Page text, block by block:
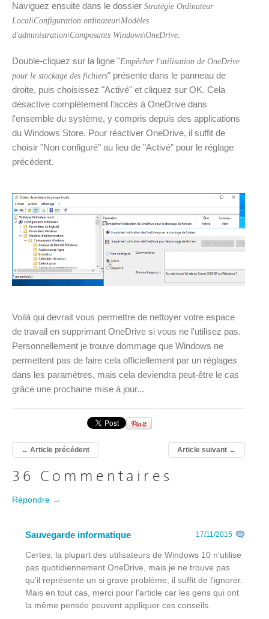
Naviguez ensuite dans le dossier Stratégie Ordinateur
Local\Configuration ordinateur\Modèles
d'administration\Composants Windows\OneDrive.
Double-cliquez sur la ligne "Empêcher l'utilisation de OneDrive
pour le stockage des fichiers" présente dans le panneau de
droite, puis choisissez "Activé" et cliquez sur OK. Cela
désactive complétement l'accès à OneDrive dans
l'ensemble du système, y compris depuis des applications
du Windows Store. Pour réactiver OneDrive, il suffit de
choisir "Non configuré" au lieu de "Activé" pour le réglage
précédent.
Voilà qui devrait vous permettre de nettoyer votre espace
de travail en supprimant OneDrive si vous ne l'utilisez pas.
Personnellement je trouve dommage que Windows ne
permettent pas de faire cela officiellement par un réglages
dans les paramètres, mais cela deviendra peut-être le cas
grâce une prochaine mise à jour...
← Article précédent Article suivant→
36 Commentaires
Répondre →
Sauvegarde informatique 17/11/2015
Certes, la plupart des utilisateurs de Windows 10 n'utilise
pas quotidiennement OneDrive, mais je ne trouve pas
qu'il représente un si grave problème, il suffit de l'ignorer.
Mais en tout cas, merci pour l'article car les gens qui ont
la même pensée peuvent appliquer ces conseils.